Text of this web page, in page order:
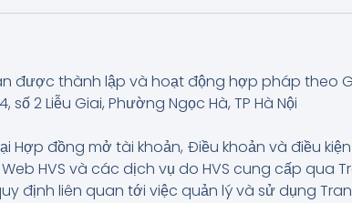
được thành lập và hoạt động hợp pháp theo
2 Liễu Giai, Phường Ngọc Hà, TP Hà Nội
Hợp đồng mở tài khoản, Điều khoản và điều
HVS và các dịch vụ do HVS cung cấp qua
định liên quan tới việc quản lý và sử dụng